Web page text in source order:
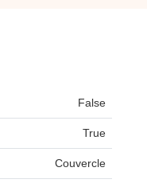
False
True
Couvercle